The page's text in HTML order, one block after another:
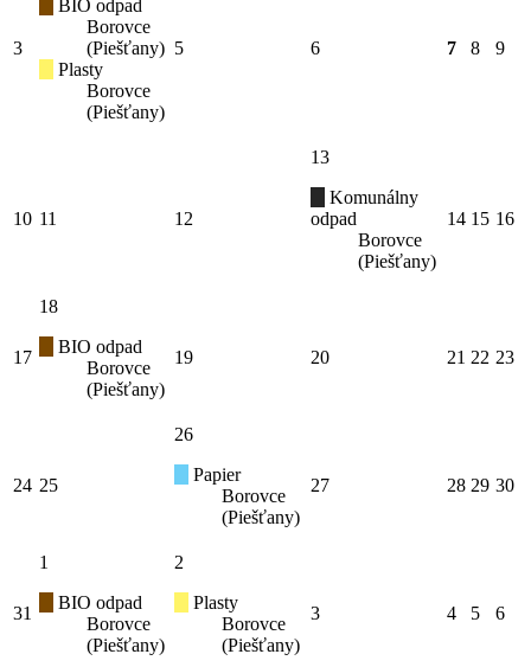
3
BIO odpad
Borovce
(Piešťany)
Plasty
Borovce
(Piešťany)
5 6 7 8 9
10 11 12
13
Komunálny
odpad
Borovce
(Piešťany)
14 15 16
17
18
BIO odpad
Borovce
(Piešťany)
19 20 21 22 23
24 25
26
Papier
Borovce
(Piešťany)
27 28 29 30
31
1
BIO odpad
Borovce
(Piešťany)
2
Plasty
Borovce
(Piešťany)
3 4 5 6